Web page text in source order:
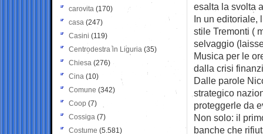
esalta la svolta
In un editoriale,
stile Tremonti (
selvaggio
Musica per le
dalla crisi
Dalle parole
strategico
proteggerle da
Non solo: il
banche che
carovita (170)
casa (247)
Casini (119)
Centrodestra in Liguria (35)
Chiesa (276)
Cina (10)
Comune (342)
Coop (7)
Cossiga (7)
Costume (5.581)